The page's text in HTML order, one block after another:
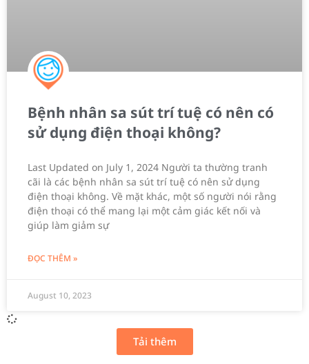
Bệnh nhân sa sút trí tuệ có nên có
sử dụng điện thoại không?
Last Updated on July 1, 2024 Người ta thường tranh
cãi là các bệnh nhân sa sút trí tuệ có nên sử dụng
điện thoại không. Về mặt khác, một số người nói rằng
điện thoại có thể mang lại một cảm giác kết nối và
giúp làm giảm sự
ĐỌC THÊM »
August 10, 2023
Tải thêm